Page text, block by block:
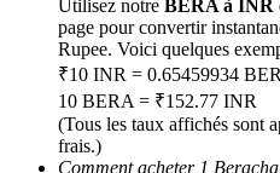
Deposit CASHCAT & Win
Share 500000 CASHCAT
Utilisez notre BERA à INR
page pour convertir
Rupee. Voici quelques
₹10 INR = 0.65459934
10 BERA = ₹152.77 INR
(Tous les taux affichés sont
frais.)
Comment acheter 1